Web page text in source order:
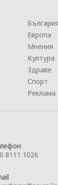
България
Европа
Мнения
Култура
Здраве
Спорт
Реклама
8111 1026